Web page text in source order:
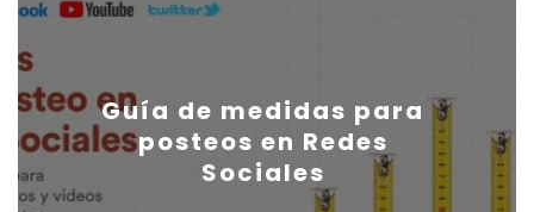
Guía de medidas para
posteos en Redes
Sociales